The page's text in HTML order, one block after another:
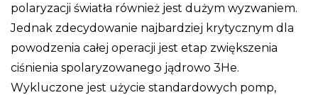
polaryzacji światła również jest dużym wyzwaniem.
Jednak zdecydowanie najbardziej krytycznym dla
powodzenia całej operacji jest etap zwiększenia
ciśnienia spolaryzowanego jądrowo 3He.
Wykluczone jest użycie standardowych pomp,